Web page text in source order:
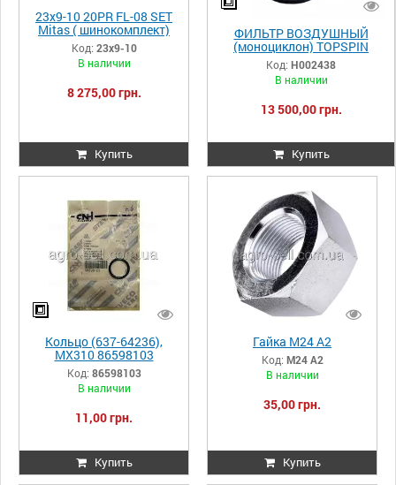
23x9-10 20PR FL-08 SET
Mitas ( шинокомплект)
Код: 23x9-10
В наличии
8 275,00 грн.
Купить
ФИЛЬТР ВОЗДУШНЫЙ
(моноциклон) TOPSPIN
(5810361/82084010002),H00
2438 CLAAS (Donaldson)
Код: H002438
В наличии
13 500,00 грн.
Купить
Кольцо (637-64236),
MX310 86598103
Код: 86598103
В наличии
11,00 грн.
Купить
Гайка М24 A2
Код: М24 A2
В наличии
35,00 грн.
Купить